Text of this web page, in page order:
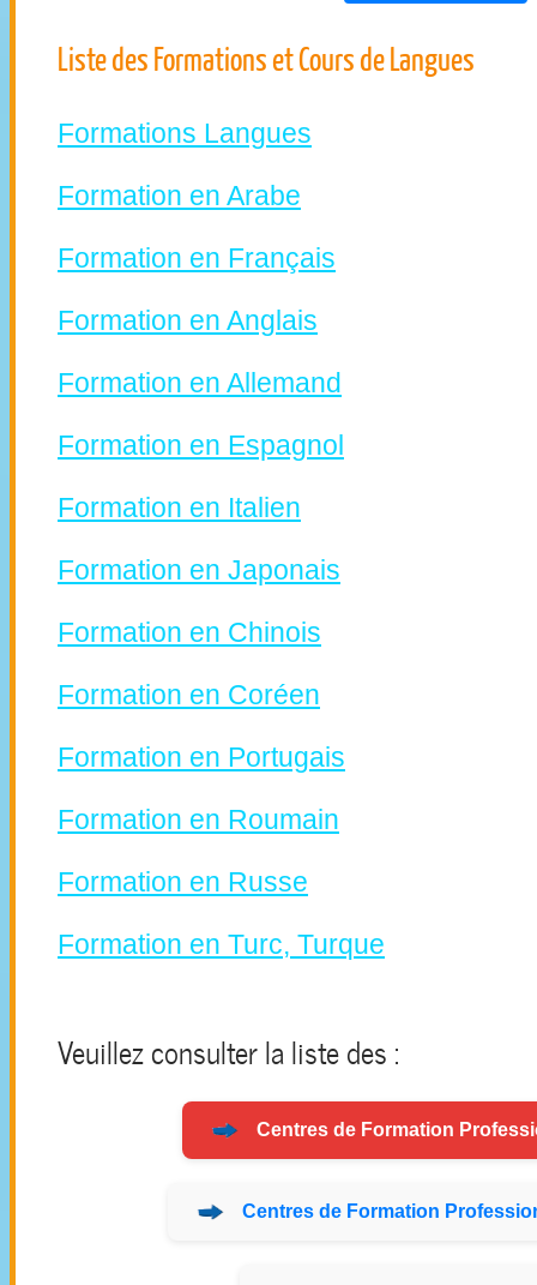
Liste des Formations et Cours de Langues
Formations Langues
Formation en Arabe
Formation en Français
Formation en Anglais
Formation en Allemand
Formation en Espagnol
Formation en Italien
Formation en Japonais
Formation en Chinois
Formation en Coréen
Formation en Portugais
Formation en Roumain
Formation en Russe
Formation en Turc, Turque
Veuillez consulter la liste des :
Centres de Formation
Centres de Formation